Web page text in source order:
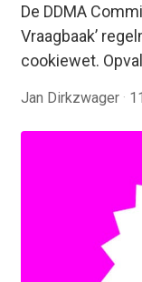
De DDMA
Vraagbaak’
cookiewet.
Jan Dirkzwager ·